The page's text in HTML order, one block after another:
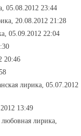
05.08.2012 23:44
20.08.2012 21:28
05.09.2012 22:04
20:46
лирика, 05.07.2012
13:49
лирика,